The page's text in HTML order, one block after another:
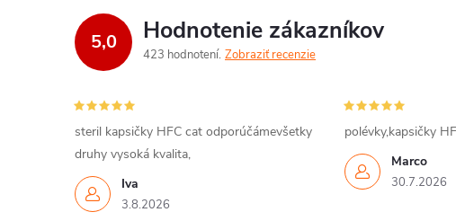
5,0 Hodnotenie zákazníkov
423 hodnotení Zobraziť recenzie
Iva
3.8.2026
steril kapsičky HFC cat odporúčámevšetky
druhy vysoká kvalita,
Marco
30.7.2026
polévky,kapsičky